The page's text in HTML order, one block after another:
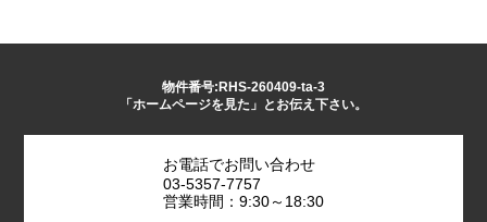
物件番号:RHS-260409-ta-3
「ホームページを見た」とお伝え下さい。
お電話でお問い合わせ
03-5357-7757
営業時間：9:30～18:30